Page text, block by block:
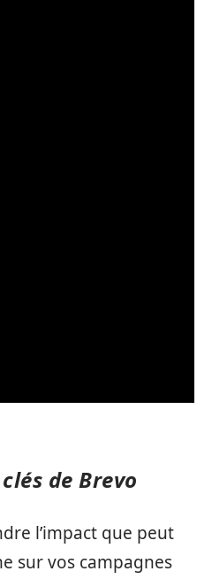
de Brevo
l’impact que peut
sur vos campagnes